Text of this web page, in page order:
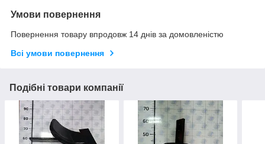
Умови повернення
Повернення товару впродовж 14 днів за домовленістю
Всі умови повернення
Подібні товари компанії